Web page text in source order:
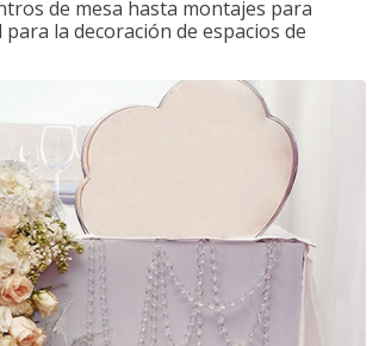
de mesa hasta montajes para
la decoración de espacios de